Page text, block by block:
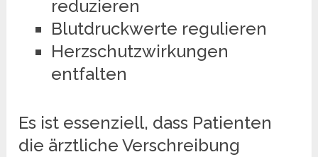
reduzieren
Blutdruckwerte regulieren
Herzschutzwirkungen
entfalten
Es ist essenziell, dass Patienten
die ärztliche Verschreibung